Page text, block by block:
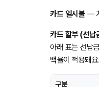
카드 일시불— 차
카드 할부 (선
아래 표는 선납
백율이 적용돼요.
구분